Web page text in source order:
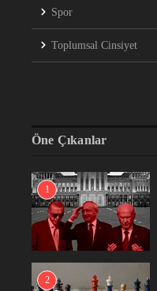
Spor
Toplumsal Cinsiyet
Öne Çıkanlar
1
2